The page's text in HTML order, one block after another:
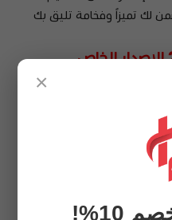
لك تميزاً وفخامة تليق بك
بملمس انسيابي "سوبر"، يجمع بين
ومبتكرة، مما يجعله الخيار
تطابقاً تاماً واستقامة
نقشة الإصدار الخاص لعام 2025 تتميز بتداخلات فنية بين
×